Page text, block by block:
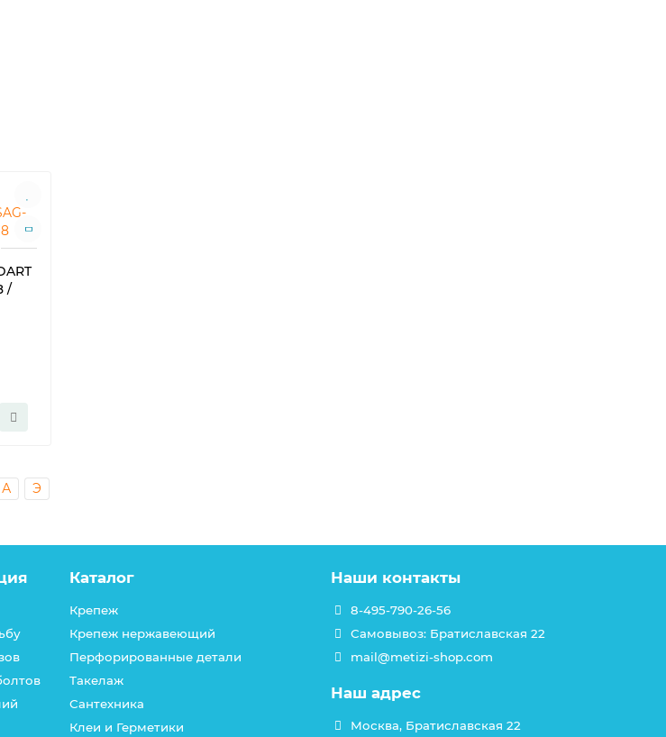
/
А Э
Каталог
Крепеж
Крепеж нержавеющий
Перфорированные детали
Такелаж
Сантехника
Клеи и Герметики
Наши контакты
8-495-790-26-56
Самовывоз: Братиславская 22
mail@metizi-shop.com
Наш адрес
Москва, Братиславская 22